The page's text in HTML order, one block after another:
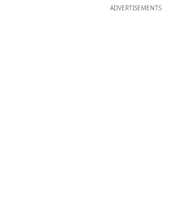
ADVERTISEMENTS